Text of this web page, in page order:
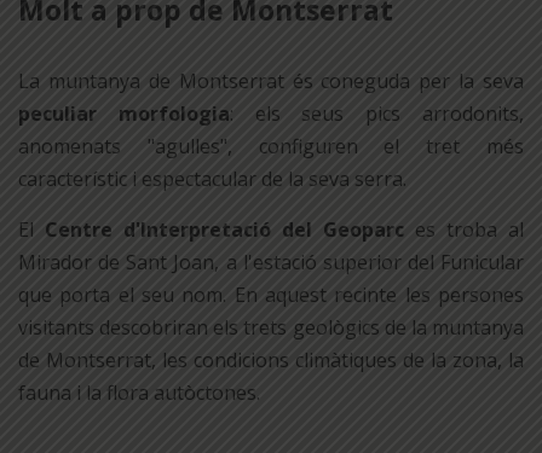
Molt a prop de Montserrat
La muntanya de Montserrat és coneguda per la seva
peculiar morfologia: els seus pics arrodonits,
anomenats "agulles", configuren el tret més
característic i espectacular de la seva serra.
El Centre d'Interpretació del Geoparc es troba al
Mirador de Sant Joan, a l'estació superior del Funicular
que porta el seu nom. En aquest recinte les persones
visitants descobriran els trets geològics de la muntanya
de Montserrat, les condicions climàtiques de la zona, la
fauna i la flora autòctones.